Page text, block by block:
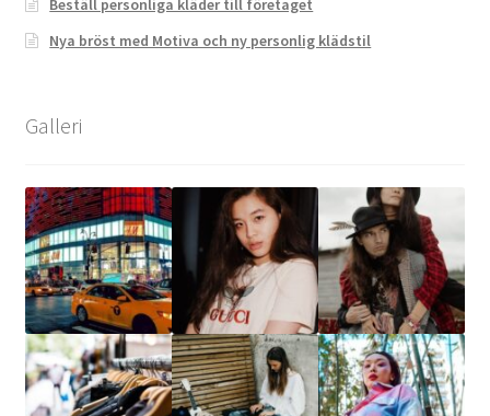
Beställ personliga kläder till företaget
Nya bröst med Motiva och ny personlig klädstil
Galleri